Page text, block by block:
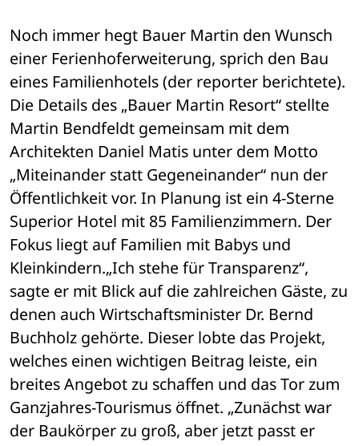
Noch immer hegt Bauer Martin den Wunsch
einer Ferienhoferweiterung, sprich den Bau
eines Familienhotels (der reporter berichtete).
Die Details des „Bauer Martin Resort“ stellte
Martin Bendfeldt gemeinsam mit dem
Architekten Daniel Matis unter dem Motto
„Miteinander statt Gegeneinander“ nun der
Öffentlichkeit vor. In Planung ist ein 4-Sterne
Superior Hotel mit 85 Familienzimmern. Der
Fokus liegt auf Familien mit Babys und
Kleinkindern.„Ich stehe für Transparenz“,
sagte er mit Blick auf die zahlreichen Gäste, zu
denen auch Wirtschaftsminister Dr. Bernd
Buchholz gehörte. Dieser lobte das Projekt,
welches einen wichtigen Beitrag leiste, ein
breites Angebot zu schaffen und das Tor zum
Ganzjahres-Tourismus öffnet. „Zunächst war
der Baukörper zu groß, aber jetzt passt er